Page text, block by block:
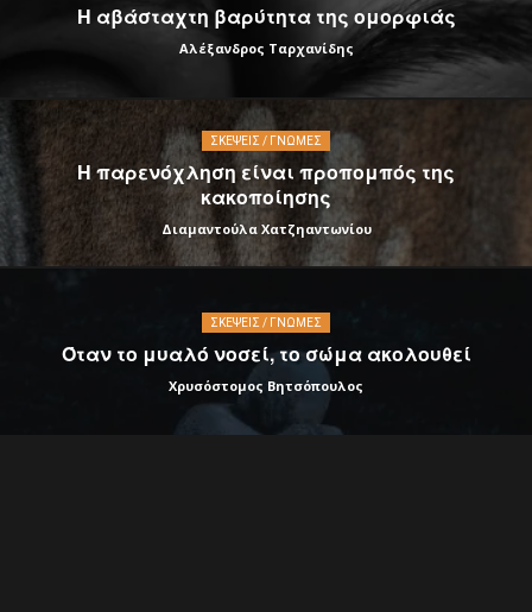
Η αβάσταχτη βαρύτητα της ομορφιάς
Αλέξανδρος Ταρχανίδης
ΣΚΈΨΕΙΣ / ΓΝΏΜΕΣ
Η παρενόχληση είναι προπομπός της
κακοποίησης
Διαμαντούλα Χατζηαντωνίου
ΣΚΈΨΕΙΣ / ΓΝΏΜΕΣ
Όταν το μυαλό νοσεί, το σώμα ακολουθεί
Χρυσόστομος Βητσόπουλος